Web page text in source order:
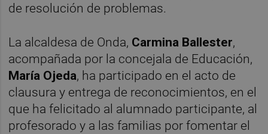
de resolución de problemas.
La alcaldesa de Onda, Carmina Ballester,
acompañada por la concejala de Educación,
María Ojeda, ha participado en el acto de
clausura y entrega de reconocimientos, en el
que ha felicitado al alumnado participante, al
profesorado y a las familias por fomentar el